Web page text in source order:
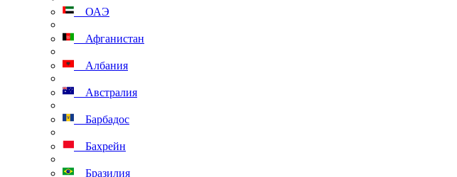
ОАЭ
Афганистан
Албания
Австралия
Барбадос
Бахрейн
Бразилия